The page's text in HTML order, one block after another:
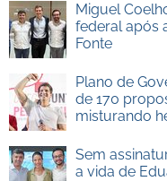
Miguel
federal após
Fonte
Plano de
de 170
misturando
Sem
a vida de